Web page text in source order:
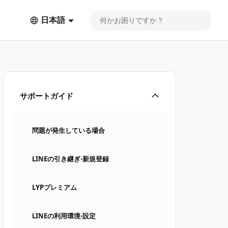
日本語
サポートガイド
問題が発生している場合
LINEの引き継ぎ⋅新規登録
LYPプレミアム
LINEの利用環境⋅設定